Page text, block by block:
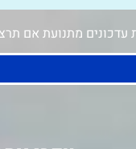
מתנועת אם